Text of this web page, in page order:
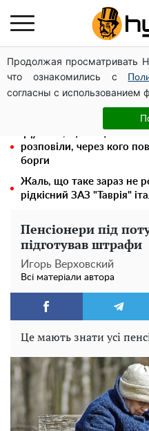
Продолжая просматривать
что ознакомились с
согласны с использованием
Місяць без світла,
на тисячі гривень:
"Холостячка" Ксенія
зоною бікіні: надто
розповіли, через кого
борги
Жаль, що таке зараз не
рідкісний ЗАЗ "Таврія"
Пенсіонери під
підготував штрафи
Игорь Верховский
Всі матеріали автора
Це мають знати усі